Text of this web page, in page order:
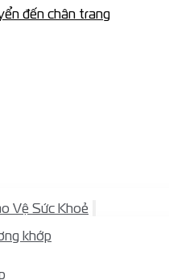
đến chân trang
Vệ Sức Khoẻ
khớp